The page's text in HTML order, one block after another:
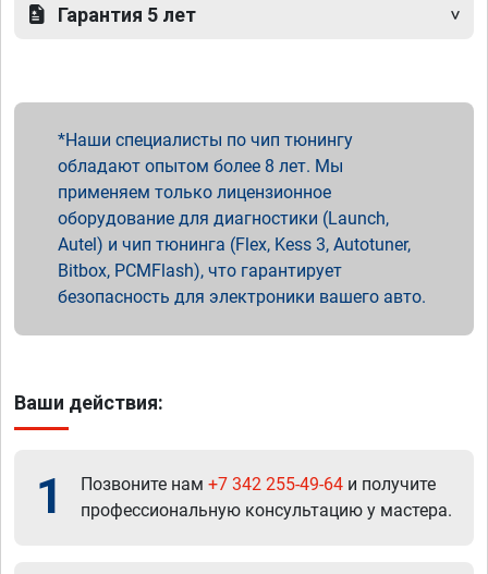
Гарантия 5 лет
Наши специалисты по чип тюнингу
обладают опытом более 8 лет. Мы
применяем только лицензионное
оборудование для диагностики (Launch,
Autel) и чип тюнинга (Flex, Kess 3, Autotuner,
Bitbox, PCMFlash), что гарантирует
безопасность для электроники вашего авто.
Ваши действия:
1 Позвоните нам +7 342 255-49-64 и получите
профессиональную консультацию у мастера.